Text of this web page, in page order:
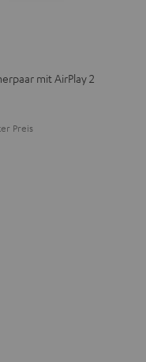
mit AirPlay 2
Preis